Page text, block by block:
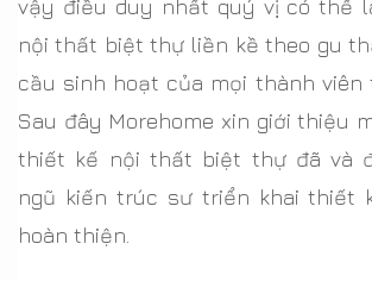
vậy điều duy nhất quý vị có thể
nội thất biệt thự liền kề theo gu
cầu sinh hoạt của mọi thành viên
Sau đây Morehome xin giới thiệu
thiết kế nội thất biệt thự đã và
ngũ kiến trúc sư triển khai thiết
hoàn thiện.